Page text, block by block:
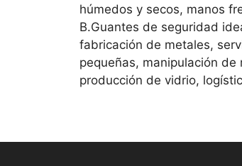
húmedos y secos, manos
B.Guantes de seguridad
fabricación de metales,
pequeñas, manipulación
producción de vidrio,